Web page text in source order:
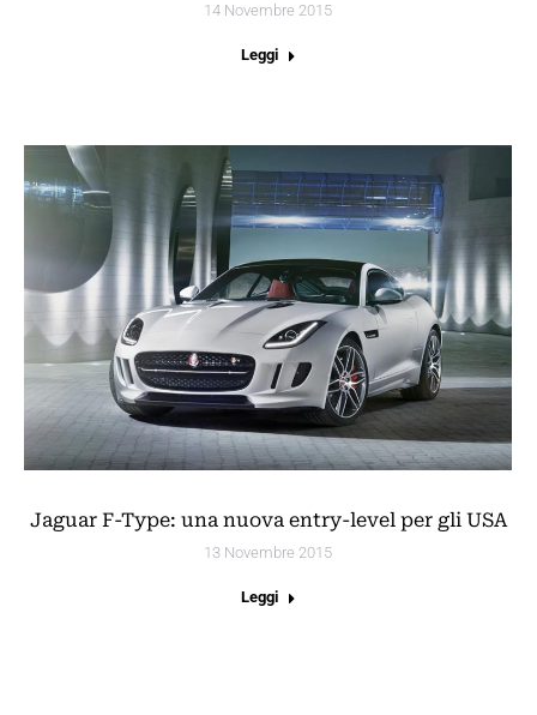
14 Novembre 2015
Leggi
Jaguar F-Type: una nuova entry-level per gli USA
13 Novembre 2015
Leggi